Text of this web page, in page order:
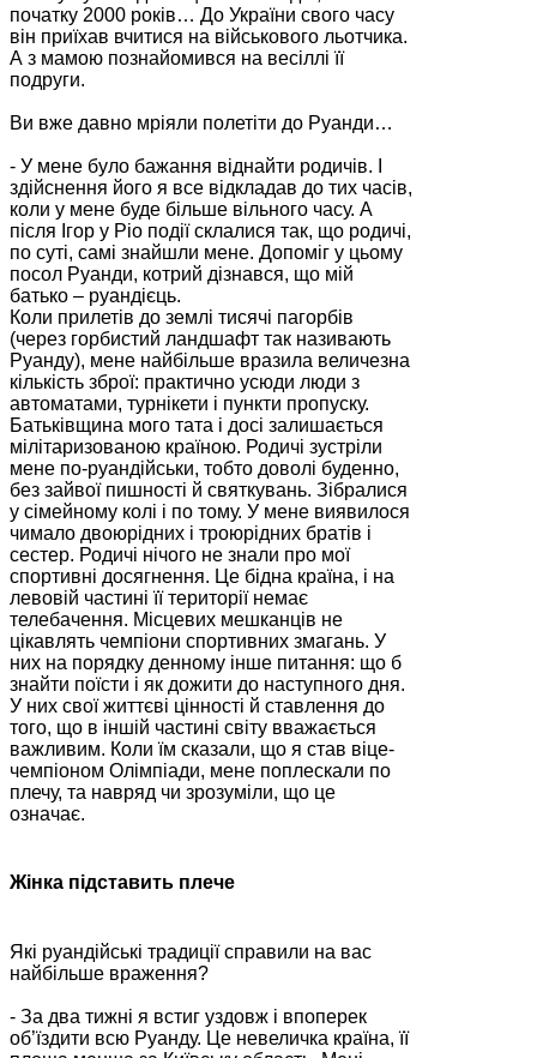
початку 2000 років… До України свого часу
він приїхав вчитися на військового льотчика.
А з мамою познайомився на весіллі її
подруги.
Ви вже давно мріяли полетіти до Руанди…
- У мене було бажання віднайти родичів. І
здійснення його я все відкладав до тих часів,
коли у мене буде більше вільного часу. А
після Ігор у Ріо події склалися так, що родичі,
по суті, самі знайшли мене. Допоміг у цьому
посол Руанди, котрий дізнався, що мій
батько – руандієць.
Коли прилетів до землі тисячі пагорбів
(через горбистий ландшафт так називають
Руанду), мене найбільше вразила величезна
кількість зброї: практично усюди люди з
автоматами, турнікети і пункти пропуску.
Батьківщина мого тата і досі залишається
мілітаризованою країною. Родичі зустріли
мене по-руандійськи, тобто доволі буденно,
без зайвої пишності й святкувань. Зібралися
у сімейному колі і по тому. У мене виявилося
чимало двоюрідних і троюрідних братів і
сестер. Родичі нічого не знали про мої
спортивні досягнення. Це бідна країна, і на
левовій частині її території немає
телебачення. Місцевих мешканців не
цікавлять чемпіони спортивних змагань. У
них на порядку денному інше питання: що б
знайти поїсти і як дожити до наступного дня.
У них свої життєві цінності й ставлення до
того, що в іншій частині світу вважається
важливим. Коли їм сказали, що я став віце-
чемпіоном Олімпіади, мене поплескали по
плечу, та навряд чи зрозуміли, що це
означає.
Жінка підставить плече
Які руандійські традиції справили на вас
найбільше враження?
- За два тижні я встиг уздовж і впоперек
об’їздити всю Руанду. Це невеличка країна, її